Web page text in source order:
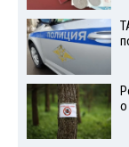
о